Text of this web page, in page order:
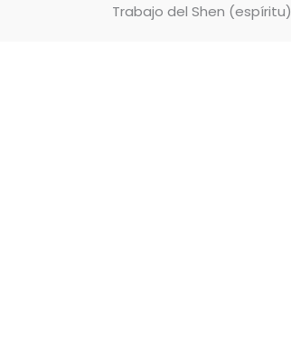
Trabajo del Shen (espíritu)